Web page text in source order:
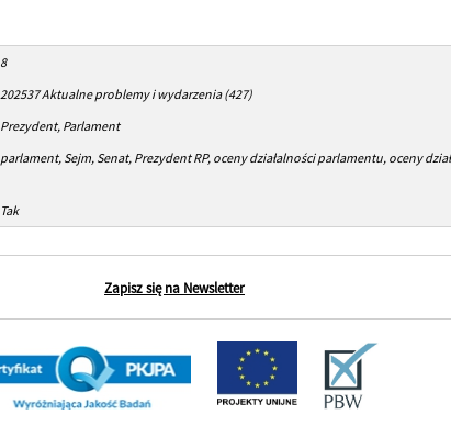
8
202537 Aktualne problemy i wydarzenia (427)
Prezydent, Parlament
parlament, Sejm, Senat, Prezydent RP, oceny działalności parlamentu, oceny
Tak
Zapisz się na Newsletter